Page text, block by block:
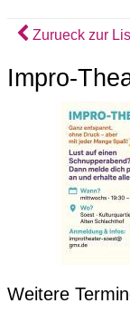
Zurueck zur
Impro-
Weitere